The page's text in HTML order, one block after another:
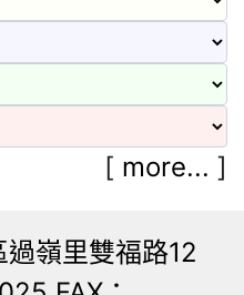
[ more... ]
嶺里雙福路12